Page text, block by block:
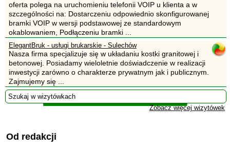
oferta polega na uruchomieniu telefonii VOIP u klienta a w
szczególności na: Dostarczeniu odpowiednio skonfigurowanej
bramki VOIP w wersji podstawowej ze standardowym
ElegantBruk - usługi brukarskie - Sulechów
Nasza firma specjalizuje się w układaniu kostki granitowej i
betonowej. Posiadamy wieloletnie doświadczenie w realizacji
inwestycji zarówno o charakterze prywatnym jak i publicznym.
Zobacz więcej wizytówek
Od redakcji